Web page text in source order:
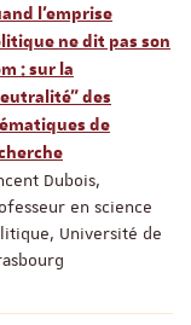
l’emprise
ne dit pas son
: sur la
des
de
Dubois,
en science
Université de